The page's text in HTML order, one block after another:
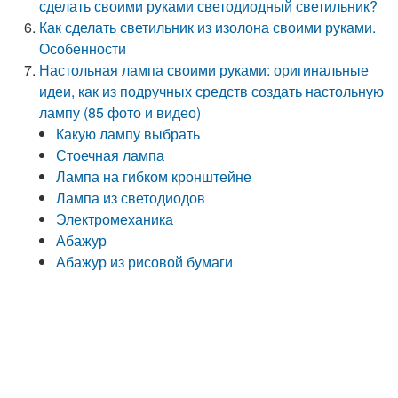
сделать своими руками светодиодный светильник?
Как сделать светильник из изолона своими руками.
Особенности
Настольная лампа своими руками: оригинальные
идеи, как из подручных средств создать настольную
лампу (85 фото и видео)
Какую лампу выбрать
Стоечная лампа
Лампа на гибком кронштейне
Лампа из светодиодов
Электромеханика
Абажур
Абажур из рисовой бумаги